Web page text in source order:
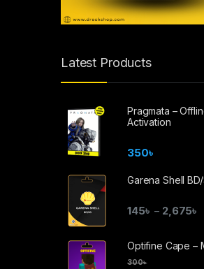
Latest Products
Pragmata –
Activation
350৳
Garena Shell
145৳ – 2,675৳
Optifine Cape –
300৳